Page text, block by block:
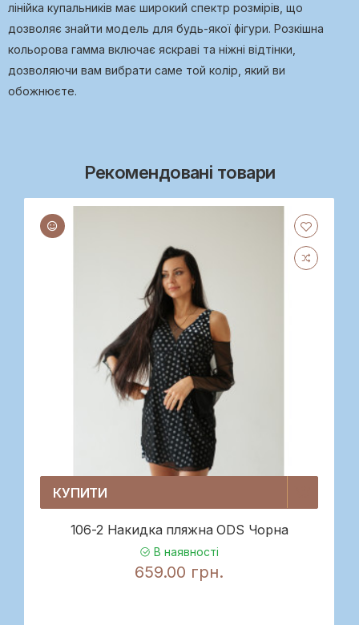
лінійка купальників має широкий спектр розмірів, що
дозволяє знайти модель для будь-якої фігури. Розкішна
кольорова гамма включає яскраві та ніжні відтінки,
дозволяючи вам вибрати саме той колір, який ви
обожнюєте.
Рекомендовані товари
КУПИТИ
106-2 Накидка пляжна ODS Чорна
В наявності
659.00 грн.